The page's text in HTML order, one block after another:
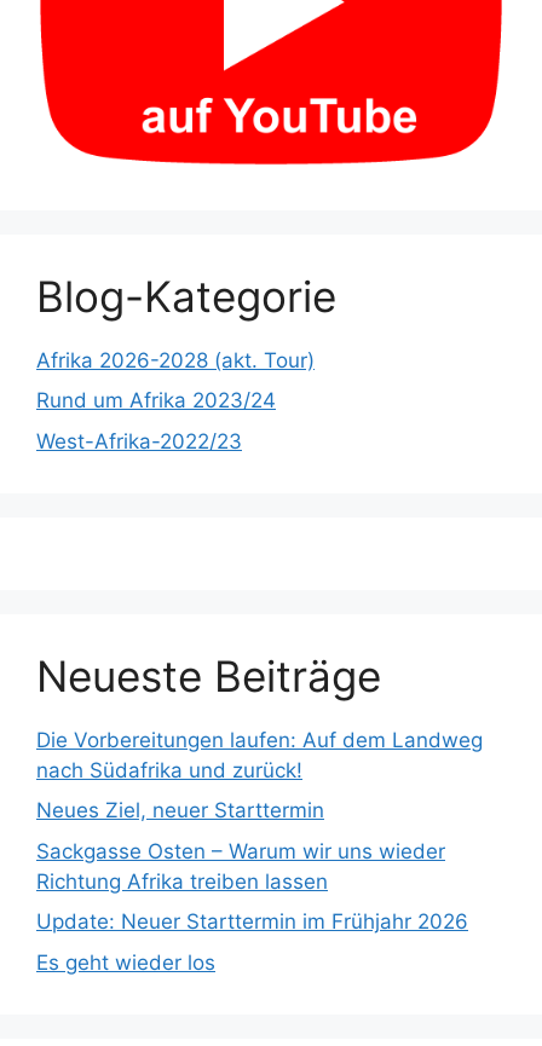
Blog-Kategorie
Afrika 2026-2028 (akt. Tour)
Rund um Afrika 2023/24
West-Afrika-2022/23
Neueste Beiträge
Die Vorbereitungen laufen: Auf dem Landweg
nach Südafrika und zurück!
Neues Ziel, neuer Starttermin
Sackgasse Osten – Warum wir uns wieder
Richtung Afrika treiben lassen
Update: Neuer Starttermin im Frühjahr 2026
Es geht wieder los